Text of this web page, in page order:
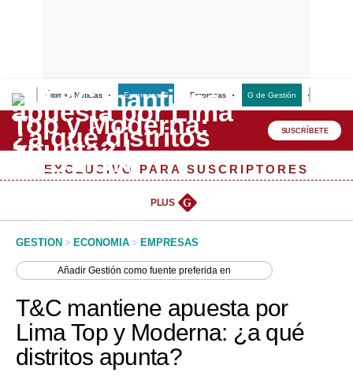
Últimas Noticias Empresas G Empresas G de Gestión
Lo último
Peru Quiosco
Management & Empleo
Perú
Política
SUSCRÍBETE
EXCLUSIVO PARA SUSCRIPTORES
PLUS G
GESTION > ECONOMIA > EMPRESAS
AñadirGestión como fuente preferida en
T&C mantiene apuesta por
Lima Top y Moderna: ¿a qué
distritos apunta?